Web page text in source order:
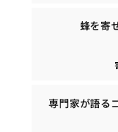
蜂を寄
専門家が語る